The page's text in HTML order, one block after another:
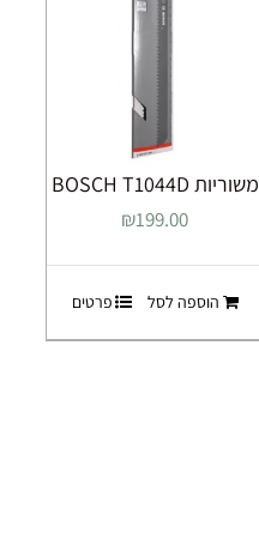
משוריות BOSCH T1044D
₪199.00
הוספה לסל פרטים